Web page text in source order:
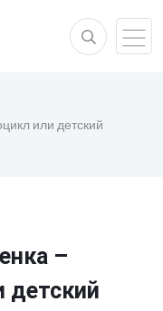
или детский
–
детский